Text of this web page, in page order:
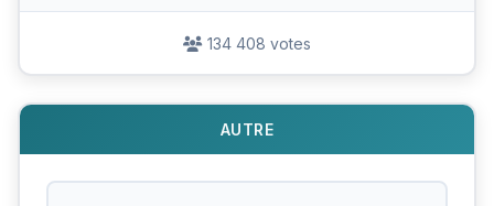
134 408 votes
AUTRE